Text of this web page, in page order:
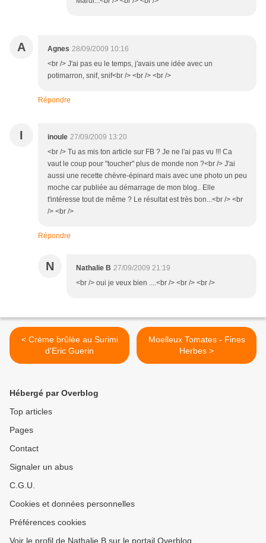
A Agnes 28/09/2009 10:16
<br /> J'ai pas eu le temps, j'avais une idée avec un
potimarron, snif, snif<br /> <br /> <br />
Répondre
I inoule 27/09/2009 13:20
<br /> Tu as mis ton article sur FB ? Je ne l'ai pas vu !!! Ca
vaut le coup pour "toucher" plus de monde non ?<br /> J'ai
aussi une recette chèvre-épinard mais avec une photo un peu
moche car publiée au démarrage de mon blog.. Elle
t'intéresse tout de même ? Le résultat est très bon...<br /> <br
/> <br />
Répondre
N Nathalie B 27/09/2009 21:19
<br /> oui je veux bien ....<br /> <br /> <br />
< Crème brûlée au Surimi
d'Eric Guerin
Moelleux Tomates - Fines
Herbes >
Hébergé par Overblog
Top articles
Pages
Contact
Signaler un abus
C.G.U.
Cookies et données personnelles
Préférences cookies
Voir le profil de Nathalie B sur le portail Overblog